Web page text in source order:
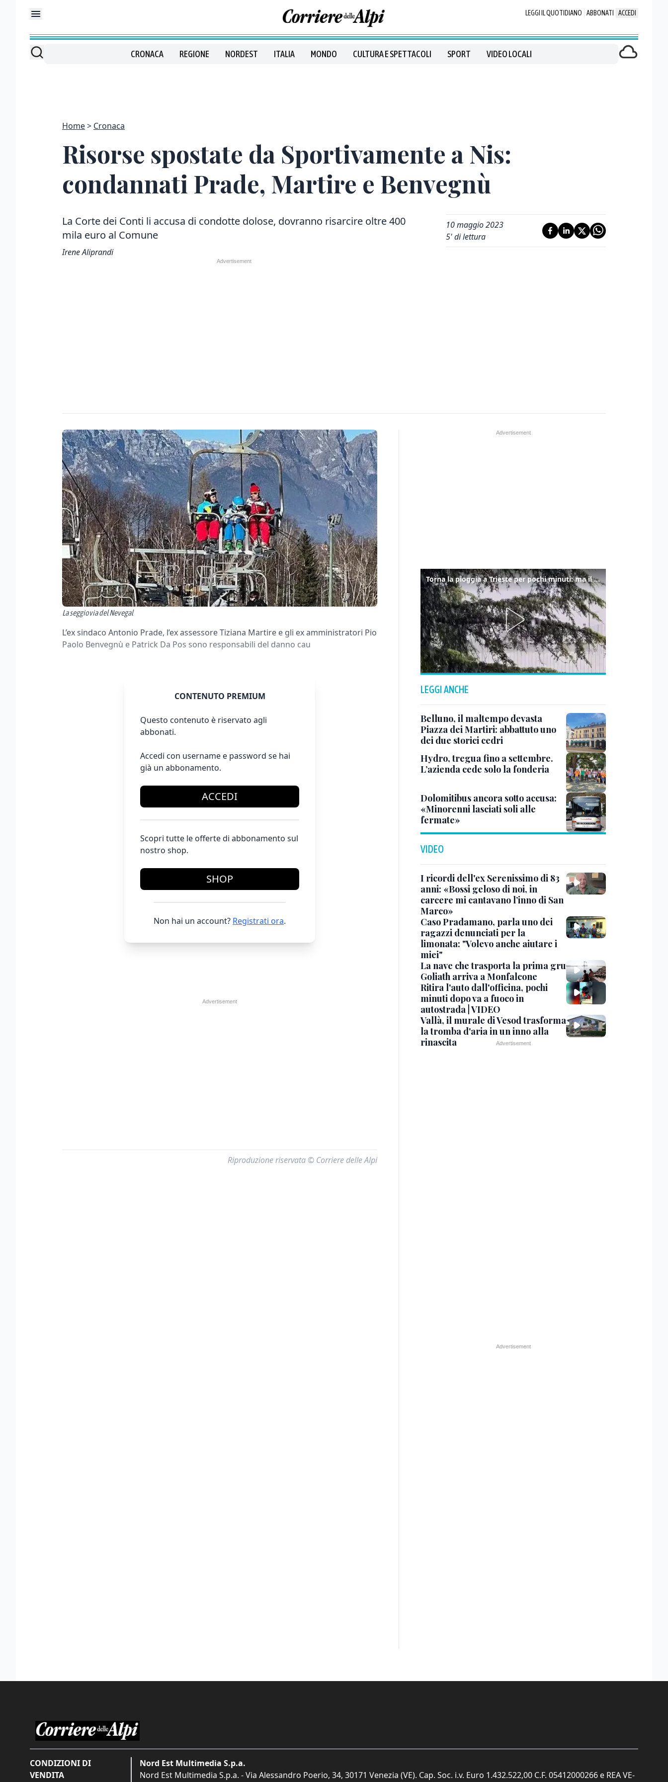
LEGGI IL QUOTIDIANO ABBONATI ACCEDI
CRONACA REGIONE NORDEST ITALIA MONDO CULTURA E SPETTACOLI SPORT VIDEO LOCALI
Home Cronaca
Risorse spostate da Sportivamente a Nis:
condannati Prade, Martire e Benvegnù
La Corte dei Conti li accusa di condotte dolose, dovranno risarcire oltre 400
mila euro al Comune
Irene Aliprandi
10 maggio 2023
5' di lettura
La seggiovia del Nevegal
L’ex sindaco Antonio Prade, l’ex assessore Tiziana Martire e gli ex amministratori Pio
Paolo Benvegnù e Patrick Da Pos sono responsabili del danno cau
CONTENUTO PREMIUM
Questo contenuto è riservato agli
abbonati.
Accedi con username e password se hai
già un abbonamento.
ACCEDI
Scopri tutte le offerte di abbonamento sul
nostro shop.
SHOP
Non hai un account? Registrati ora.
Riproduzione riservata © Corriere delle Alpi
Torna la pioggia a Trieste per pochi minuti: ma il caldo non molla
LEGGI ANCHE
Belluno, il maltempo devasta
Piazza dei Martiri: abbattuto uno
dei due storici cedri
Hydro, tregua fino a settembre.
L’azienda cede solo la fonderia
Dolomitibus ancora sotto accusa:
«Minorenni lasciati soli alle
fermate»
VIDEO
I ricordi dell'ex Serenissimo di 83
anni: «Bossi geloso di noi, in
carcere mi cantavano l’inno di San
Marco»
Caso Pradamano, parla uno dei
ragazzi denunciati per la
limonata: "Volevo anche aiutare i
miei"
La nave che trasporta la prima gru
Goliath arriva a Monfalcone
Ritira l'auto dall'officina, pochi
minuti dopo va a fuoco in
autostrada | VIDEO
Vallà, il murale di Vesod trasforma
la tromba d'aria in un inno alla
rinascita
CONDIZIONI DI
VENDITA
Nord Est Multimedia S.p.a.
Nord Est Multimedia S.p.a. - Via Alessandro Poerio, 34, 30171 Venezia (VE). Cap. Soc. i.v. Euro 1.432.522,00 C.F. 05412000266 e REA VE-